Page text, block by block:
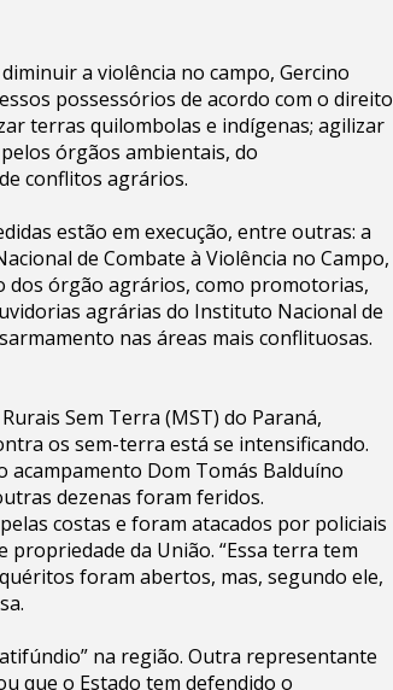
a violência no campo, Gercino
possessórios de acordo com o direito
terras quilombolas e indígenas; agilizar
órgãos ambientais, do
conflitos agrários.
estão em execução, entre outras: a
de Combate à Violência no Campo,
dos órgão agrários, como promotorias,
agrárias do Instituto Nacional de
nas áreas mais conflituosas.
Sem Terra (MST) do Paraná,
os sem-terra está se intensificando.
acampamento Dom Tomás Balduíno
dezenas foram feridos.
costas e foram atacados por policiais
da União. “Essa terra tem
foram abertos, mas, segundo ele,
na região. Outra representante
que o Estado tem defendido o